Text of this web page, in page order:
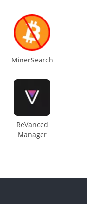
MinerSearch
ReVanced
Manager